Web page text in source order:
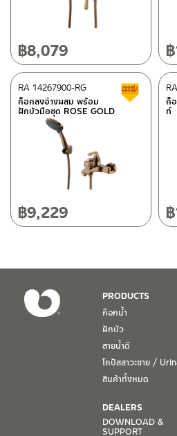
662/61-62 ถนน พระราม3 แขวงบางโพ
โทร: 02-358-0080 / 080-075-8668 /
ศูนย์บริการและอะไหล่ เชียงใหม่
118/33 โครงการอรสิริน ม.8 ต.สันปูเลย
โทร: 080-075-2626
วันและเวลาทำการ
วันจันทร์ – วันศุกร์ เวลา 8:30-17:30 น.
วันเสาร์ เวลา 8:30-15:00 น.
1. การรับประกัน จะต้องมีหลักฐานการซื้
ขอตรวจสอบโดยนับวันซื้อขายเป็นสำคัญ
เงื่อนไขการรับประกันสินค้าได้ หากไม่มีเอ
2. การรับประกันสินค้า จะรับประกันฉพาะ
ปกติ หากมีตำหนิ ชำรุด ร้าว ตกพื้น หรือ
3. การรับประกันสินค้า จะรับประกันเฉพ
ติดต่อ ชาญไพบูลย์ / Contact Us คลิ
฿8,079 ฿
ก็อกลงอ่างผสม พร้อม
ฝักบัวมือชุด ROSE GOLD
RA 14267900-RG สินค้
฿9,229
ก็
ท์
฿
PRODUCTS
ก๊อกน้ำ
ฝักบัว
สายน้ำดี
โถปัสสาวะชาย /
สินค้าทั้งหมด
DEALERS
DOWNLOAD &
SUPPORT